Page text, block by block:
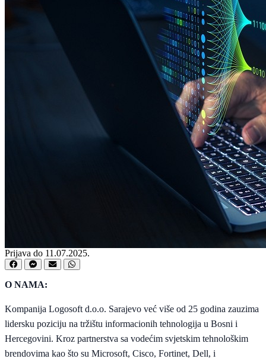
Prijava do 11.07.2025.
O NAMA:
Kompanija Logosoft d.o.o. Sarajevo već više od 25 godina zauzima
lidersku poziciju na tržištu informacionih tehnologija u Bosni i
Hercegovini. Kroz partnerstva sa vodećim svjetskim tehnološkim
brendovima kao što su Microsoft, Cisco, Fortinet, Dell, i